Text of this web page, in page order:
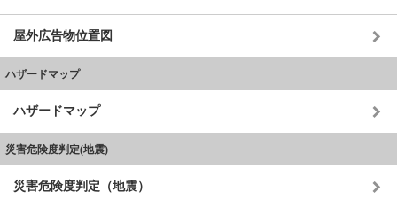
屋外広告物位置図
ハザードマップ
ハザードマップ
災害危険度判定(地震)
災害危険度判定（地震）